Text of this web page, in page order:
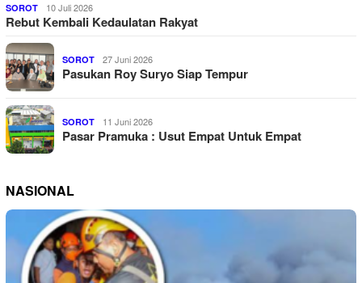
SOROT 10 Juli 2026
Rebut Kembali Kedaulatan Rakyat
SOROT 27 Juni 2026
Pasukan Roy Suryo Siap Tempur
SOROT 11 Juni 2026
Pasar Pramuka : Usut Empat Untuk Empat
NASIONAL